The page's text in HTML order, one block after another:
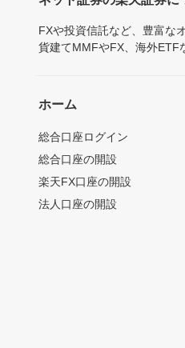
FXや投資信託など、豊富な
貨建てMMFやFX、海外ETF
ホーム
総合口座ログイン
総合口座の開設
楽天FX口座の開設
法人口座の開設